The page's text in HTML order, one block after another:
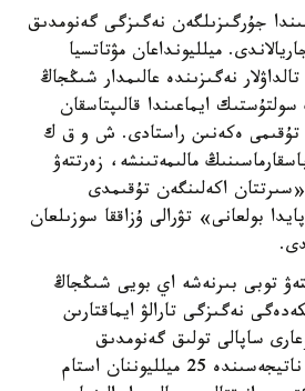
جۇرگىزىلگەن نەگىزگى گەنومدىق
ميلليونداعان مۋتاتسيا
نەگىزىندە عالىمدار شىڭجاڭ
ايماعىندا قالىپتاسقان
تۇقىمى ەكەنىن راستادى. ش و ق ك
مالىمەتىنشە، زەرتتەۋ
اكەلىنگەن تۇقىمدى
بولعانى» تۋرالى ۇزاققا سوزىلعان
توبى بىرنەشە اي بويى شىڭجاڭ
نەگىزگى تارالۋ ايماقتارىن
جوعارى ساپالى تولىق گەنومدىق
سەكۆەنيرلەۋ جۇرگىزدى. ناتيجەسىندە 25 ميلليوننان استام